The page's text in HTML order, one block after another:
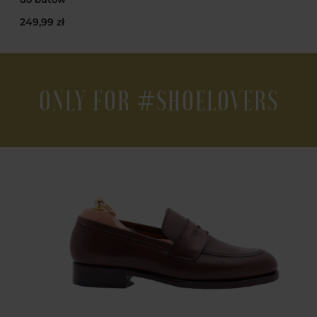
249,99 zł
ONLY FOR #SHOELOVERS